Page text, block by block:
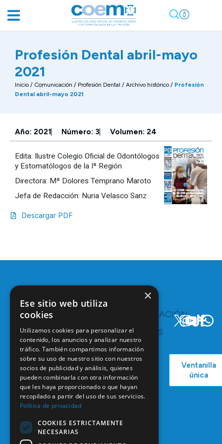
Profesión Dental abril-mayo
2021
Inicio / Comunicación / Profesión Dental / Archivo histórico / Profesión
Dental abril-mayo 2021
Año: 2021 Número: 3 Volumen: 24
Edita: Ilustre Colegio Oficial de Odontólogos
y Estomatólogos de la Iª Región
Directora: Mª Dolores Temprano Maroto
Jefa de Redacción: Nuria Velasco Sanz
Descargar PDF
C/ Mauricio
Legendre,
28046
Madrid
informacion@coem.org.es
Servicios y
Ventajas
Bolsa de
Empleo
Formación
Continuada
Tablón de
anuncios
COMUNICACIÓN
RECURSOS
Campañas
COEM
Podcast
Actualidad
Ventanilla
única
×
Ese sitio web utiliza
cookies
Utilizamos cookies para personalizar el
contenido, los anuncios y analizar nuestro
tráfico. También compartimos información
sobre su uso de nuestro sitio con nuestros
socios de publicidad y análisis, quienes
pueden combinarla con otra información
que les haya proporcionado o que hayan
recopilado a partir del uso de sus servicios.
Política de privacidad
COOKIES ESTRICTAMENTE
NECESARIAS